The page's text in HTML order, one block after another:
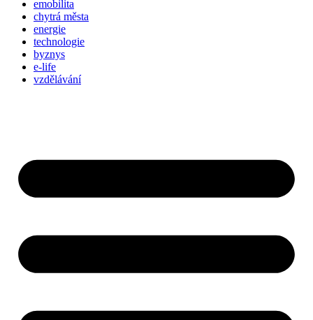
emobilita
chytrá města
energie
technologie
byznys
e-life
vzdělávání